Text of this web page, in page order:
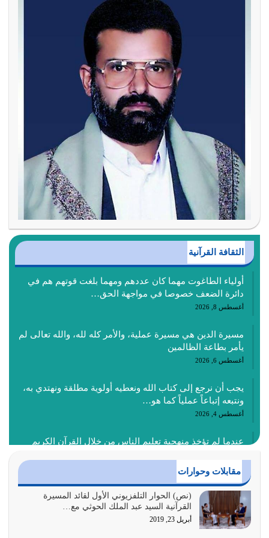
الثقافة القرآنية
أولياء الطاغوت مهما كان عددهم ومهما بلغت قوتهم هم في
دائرة الضعف خصوصا في مواجهة الحق…
أغسطس 8, 2026
مسيرة الدين هي مسيرة عملية، والأمر كله لله، والله تعالى لم
يأمر بطاعة الظالمين
أغسطس 6, 2026
يجب أن نرجع إلى كتاب الله ونعطيه أولوية مطلقة ونهتدي به،
ونتبعه إتباعاً عملياً كما هو…
أغسطس 4, 2026
عندما لم تؤخذ منهجية تعليم الناس من خلال القرآن الكريم
أغسطس 3, 2026
الغاية من الصلاة هو ذكر الله (أقم الصلاة لذكري) إضافة إلى
{وَأَعِدُّوا لَهُمْ مَا…
أغسطس 2, 2026
مقابلات وحوارات
(نص) الحوار التلفزيوني الأول لقائد المسيرة
القرآنية السيد عبد الملك الحوثي مع…
أبريل 23, 2019